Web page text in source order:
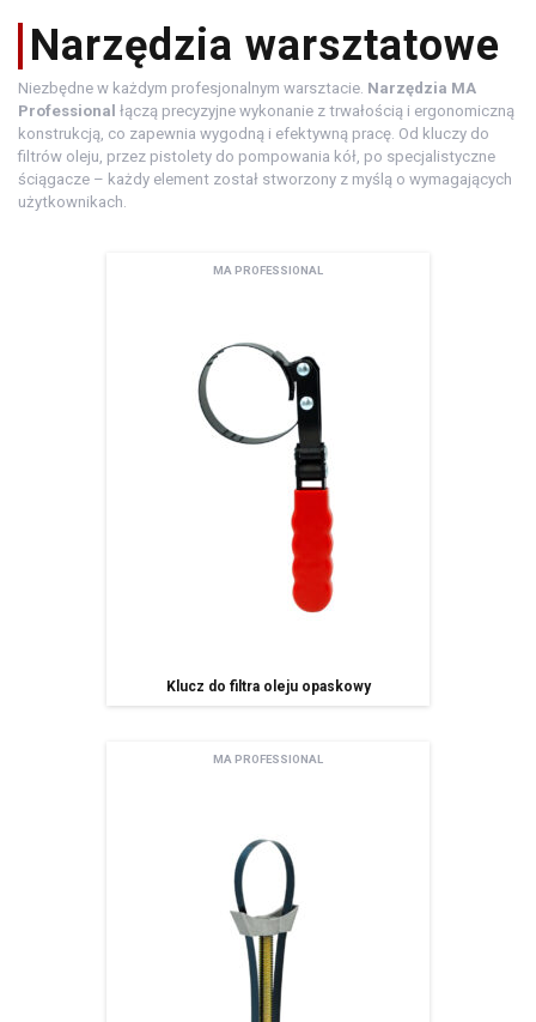
Narzędzia warsztatowe
Niezbędne w każdym profesjonalnym warsztacie. Narzędzia MA
Professional łączą precyzyjne wykonanie z trwałością i ergonomiczną
konstrukcją, co zapewnia wygodną i efektywną pracę. Od kluczy do
filtrów oleju, przez pistolety do pompowania kół, po specjalistyczne
ściągacze – każdy element został stworzony z myślą o wymagających
użytkownikach.
MA PROFESSIONAL
Klucz do filtra oleju opaskowy
MA PROFESSIONAL